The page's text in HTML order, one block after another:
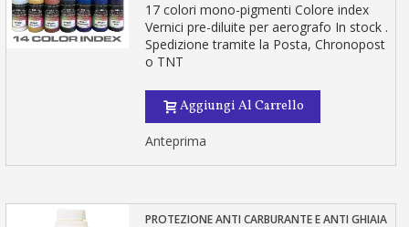
17 colori mono-pigmenti Colore index
Vernici pre-diluite per aerografo In stock .
Spedizione tramite la Posta, Chronopost
o TNT
Aggiungi Al Carrello
Anteprima
PROTEZIONE ANTI CARBURANTE E ANTI GHIAIA